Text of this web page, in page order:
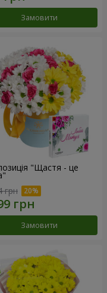
Замовити
"Щастя - це
грн
Замовити